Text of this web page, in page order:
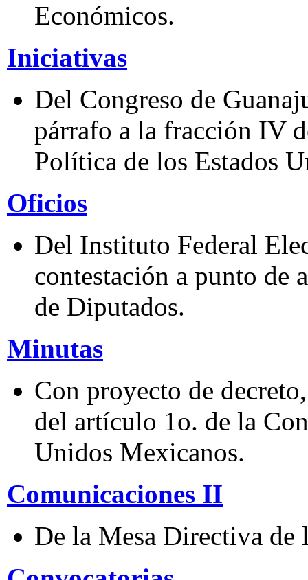
Económicos.
Iniciativas
Del Congreso de
párrafo a la fracción IV
Política de los Estados
Oficios
Del Instituto Federal
contestación a punto de
de Diputados.
Minutas
Con proyecto de
del artículo 1o. de la
Unidos Mexicanos.
Comunicaciones II
De la Mesa Directiva de